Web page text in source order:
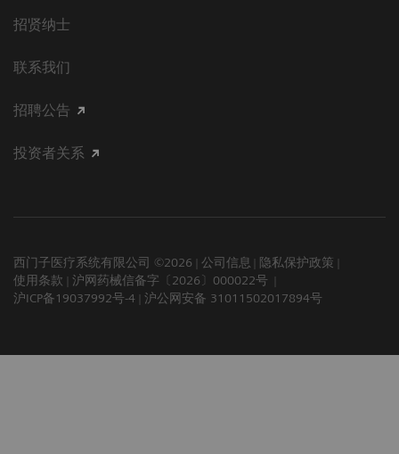
招贤纳士
联系我们
招聘公告
投资者关系
西门子医疗系统有限公司 ©2026 公司信息
隐私保护政策
使用条款
沪网药械信备字〔2026〕000022号
沪ICP备19037992号-4
沪公网安备 31011502017894号